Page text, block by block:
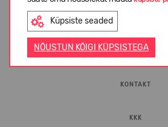
Küpsiste seaded
NÕUSTUN KÕIGI KÜPSISTEGA
INFORMATSIOON
ETTEVÕTTEST
KONTAKT
KKK